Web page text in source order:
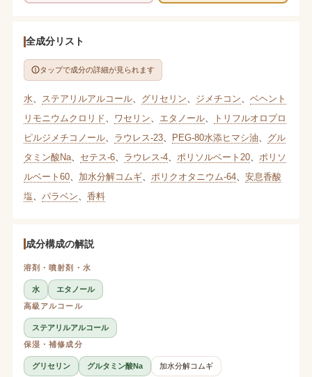
全成分リスト
タップで成分の詳細が見られます
水 ステアリルアルコール、 グリセリン ジメチコン
ベヘント
リモニウムクロリド
ワセリン エタノール、
トリフルオロプロ
ピルジメチコノール、 ラウレス-23、 PEG-80水添ヒマシ油
グル
タミン酸Na、 セテス-6、 ラウレス-4、 ポリソルベート20、 ポリソ
ルベート60、 加水分解コムギ、 ポリクオタニウム-64、 安息香酸
塩
パラベン 香料
成分構成の解説
溶剤・噴射剤・水
水
エタノール
高級アルコール
ステアリルアルコール
保湿・補修成分
グリセリン グルタミン酸Na
加水分解コムギ